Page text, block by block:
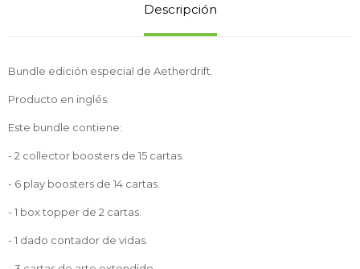
Descripción
Bundle edición especial de Aetherdrift.
Producto en inglés.
Este bundle contiene:
- 2 collector boosters de 15 cartas.
- 6 play boosters de 14 cartas.
- 1 box topper de 2 cartas.
- 1 dado contador de vidas.